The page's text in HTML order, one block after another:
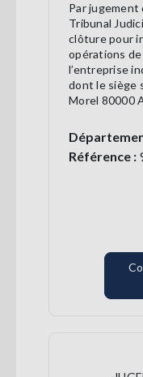
Par
Tribunal
clôture pour
opérations
l’entreprise
dont le siège
Morel 80000
Référence :